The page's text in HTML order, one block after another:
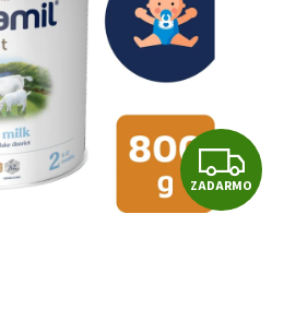
Z
A
ZADARMO